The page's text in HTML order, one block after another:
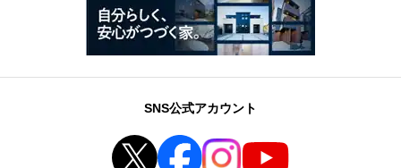
SNS公式アカウント